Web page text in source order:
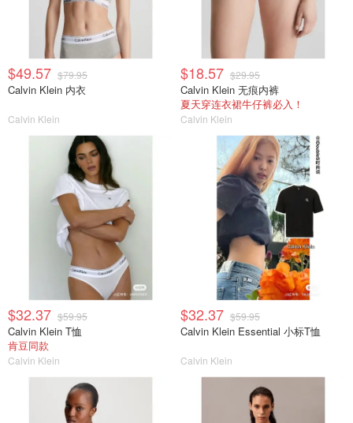
$49.57 $79.95
Calvin Klein 内衣
Calvin Klein
$18.57 $29.95
Calvin Klein 无痕内裤
夏天穿连衣裙牛仔裤必入！
Calvin Klein
$32.37 $59.95
Calvin Klein T恤
肯豆同款
Calvin Klein
$32.37 $59.95
Calvin Klein Essential 小标T恤
Calvin Klein